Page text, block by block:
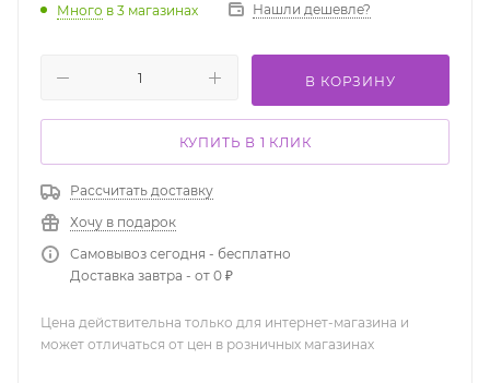
Много в 3 магазинах Нашли дешевле?
В КОРЗИНУ
КУПИТЬ В 1 КЛИК
Рассчитать доставку
Хочу в подарок
Самовывоз сегодня - бесплатно
Доставка завтра - от 0 ₽
Цена действительна только для интернет-магазина и
может отличаться от цен в розничных магазинах